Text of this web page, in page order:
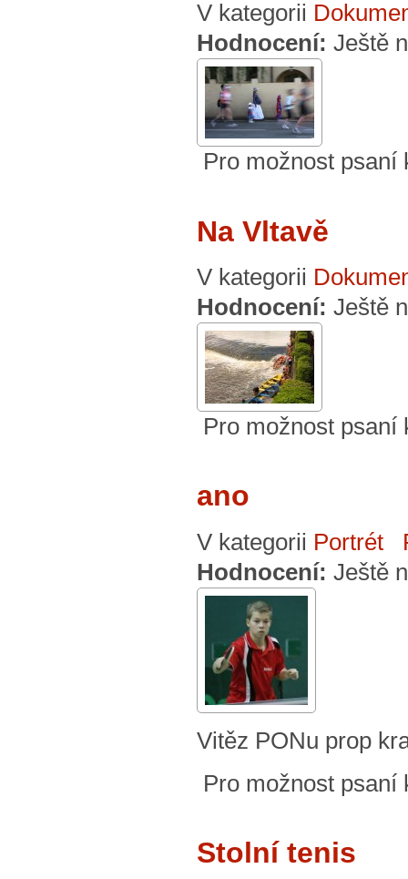
V kategorii
Hodnocení: Ještě
Pro možnost
Na Vltavě
V kategorii
Hodnocení: Ještě
Pro možnost
ano
V kategorii Portrét
Hodnocení: Ještě
Vitěz PONu prop
Pro možnost
Stolní tenis